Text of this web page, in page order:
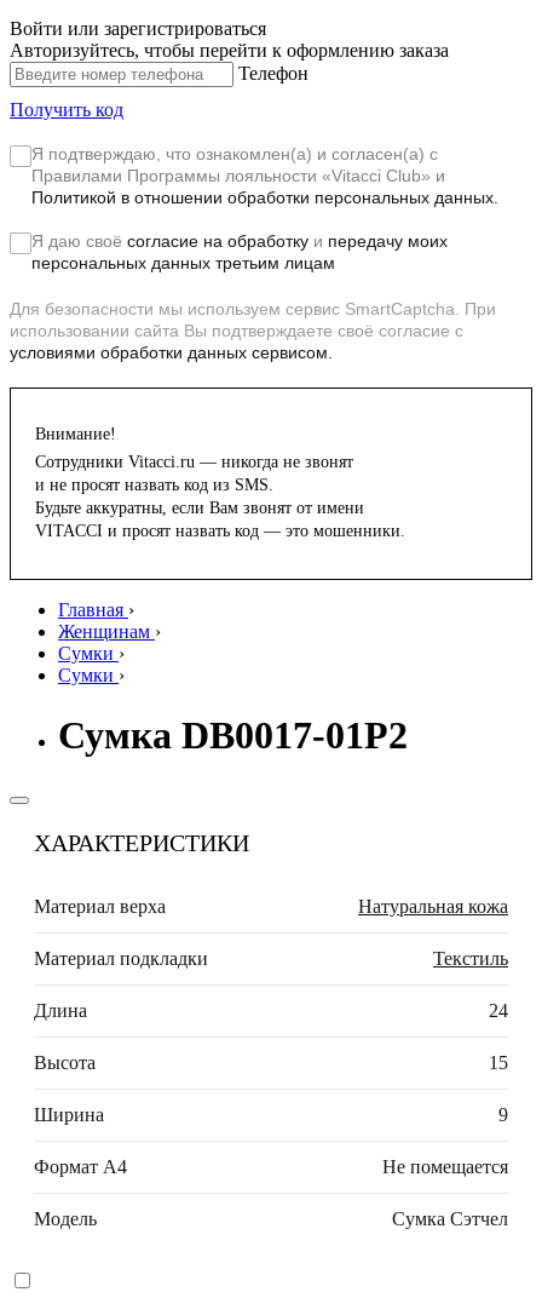
Войти или зарегистрироваться
Авторизуйтесь, чтобы перейти к оформлению заказа
Телефон
Получить код
Я подтверждаю, что ознакомлен(а) и согласен(а) с
Правилами Программы лояльности «Vitacci Club» и
Политикой в отношении обработки персональных данных.
Я даю своё согласие на обработку и передачу моих
персональных данных третьим лицам
Для безопасности мы используем сервис SmartCaptcha. При
использовании сайта Вы подтверждаете своё согласие с
условиями обработки данных сервисом.
Внимание!
Сотрудники Vitacci.ru — никогда не звонят
и не просят назвать код из SMS.
Будьте аккуратны, если Вам звонят от имени
VITACCI и просят назвать код — это мошенники.
Главная ›
Женщинам ›
Сумки ›
Сумки ›
Сумка DB0017-01P2
ХАРАКТЕРИСТИКИ
Материал верха Натуральная кожа
Материал подкладки Текстиль
Длина 24
Высота 15
Ширина 9
Формат А4 Не помещается
Модель Сумка Сэтчел